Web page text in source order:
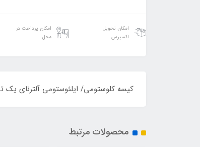
امکان تحویل
اکسپرس
امکان پرداخت در
محل
کیسه کلوستومی/ ایلئوستومی آلترنای
محصولات مرتبط